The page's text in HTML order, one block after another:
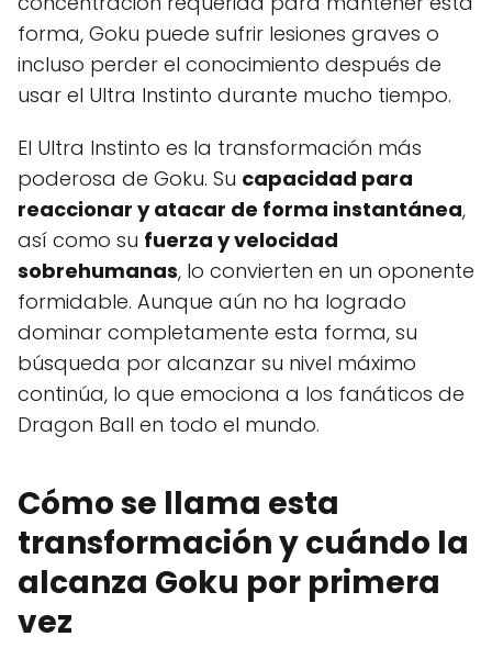
forma, Goku puede sufrir lesiones graves o
incluso perder el conocimiento después de
usar el Ultra Instinto durante mucho tiempo.
El Ultra Instinto es la transformación más
poderosa de Goku. Su capacidad para
reaccionar y atacar de forma instantánea,
así como su fuerza y velocidad
sobrehumanas, lo convierten en un oponente
formidable. Aunque aún no ha logrado
dominar completamente esta forma, su
búsqueda por alcanzar su nivel máximo
continúa, lo que emociona a los fanáticos de
Dragon Ball en todo el mundo.
Cómo se llama esta
transformación y cuándo la
alcanza Goku por primera
vez